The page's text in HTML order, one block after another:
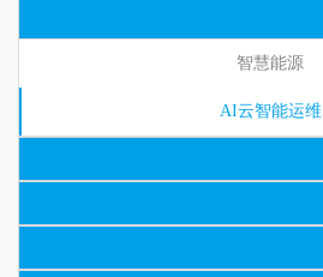
智慧能源
AI云智能运维